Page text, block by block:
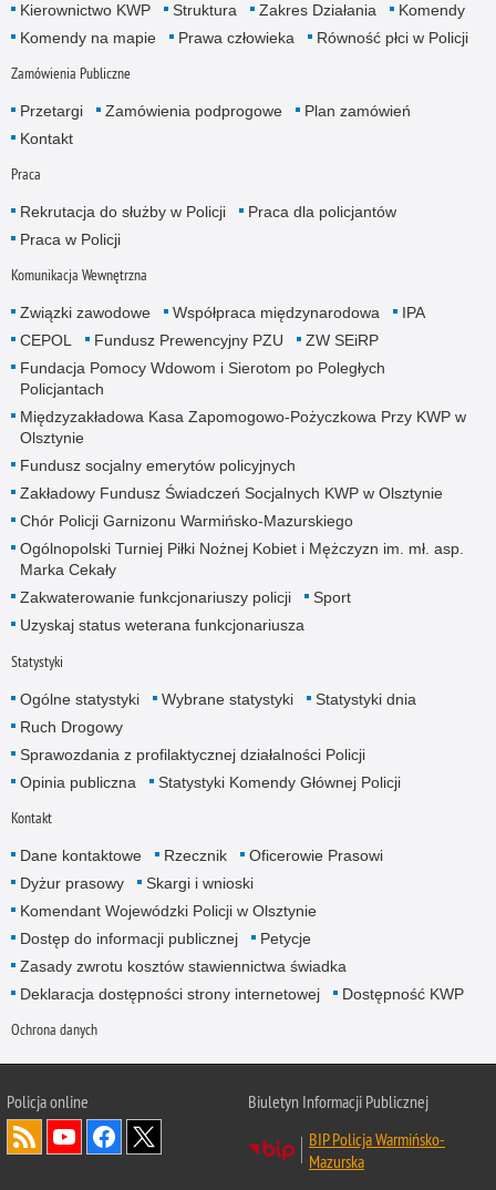
Kierownictwo KWP Struktura Zakres Działania
Komendy
Komendy na mapie
Prawa człowieka Równość płci w Policji
Zamówienia Publiczne
Przetargi Zamówienia podprogowe
Plan zamówień
Kontakt
Praca
Rekrutacja do służby w Policji
Praca dla policjantów
Praca w Policji
Komunikacja Wewnętrzna
Związki zawodowe Współpraca międzynarodowa
IPA
CEPOL
Fundusz Prewencyjny PZU
ZW SEiRP
Fundacja Pomocy Wdowom i Sierotom po Poległych
Policjantach
Międzyzakładowa Kasa Zapomogowo-Pożyczkowa Przy KWP w
Olsztynie
Fundusz socjalny emerytów policyjnych
Zakładowy Fundusz Świadczeń Socjalnych KWP w Olsztynie
Chór Policji Garnizonu Warmińsko-Mazurskiego
Ogólnopolski Turniej Piłki Nożnej Kobiet i Mężczyzn im. mł. asp.
Marka Cekały
Zakwaterowanie funkcjonariuszy policji
Sport
Uzyskaj status weterana funkcjonariusza
Statystyki
Ogólne statystyki Wybrane statystyki
Statystyki dnia
Ruch Drogowy
Sprawozdania z profilaktycznej działalności Policji
Opinia publiczna
Statystyki Komendy Głównej Policji
Kontakt
Dane kontaktowe Rzecznik
Oficerowie Prasowi
Dyżur prasowy
Skargi i wnioski
Komendant Wojewódzki Policji w Olsztynie
Dostęp do informacji publicznej
Petycje
Zasady zwrotu kosztów stawiennictwa świadka
Deklaracja dostępności strony internetowej
Dostępność KWP
Ochrona danych
Policja online
Biuletyn Informacji Publicznej
BIP Policja Warmińsko-
Mazurska